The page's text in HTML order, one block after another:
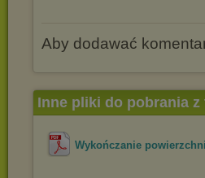
Aby dodawać
Inne pliki do pobrania
Wykończanie